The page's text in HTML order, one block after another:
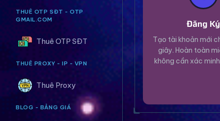
THUÊ OTP SĐT - OTP
GMAIL.COM
Thuê OTP SĐT
THUÊ PROXY - IP - VPN
Thuê Proxy
BLOG - BẢNG GIÁ
Đăng Ký
Tạo tài khoản mới
giây. Hoàn toàn
không cần xác